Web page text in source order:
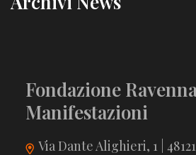
Fondazione Ravenna
Manifestazioni
Via Dante Alighieri, 1 |